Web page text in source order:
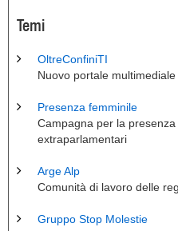
Temi
OltreConfiniTI
Nuovo portale
Presenza femminile
Campagna per la
extraparlamentari
Arge Alp
Comunità di lavoro delle
Gruppo Stop Molestie